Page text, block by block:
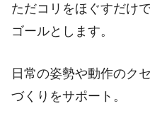
ただコリをほぐすだけ
ゴールとします。
日常の姿勢や動作のク
づくりをサポート。